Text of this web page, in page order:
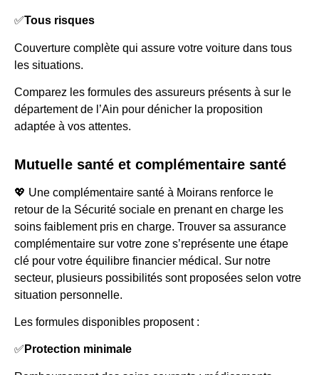
✅Tous risques
Couverture complète qui assure votre voiture dans tous
les situations.
Comparez les formules des assureurs présents à sur le
département de l’Ain pour dénicher la proposition
adaptée à vos attentes.
Mutuelle santé et complémentaire santé
💖 Une complémentaire santé à Moirans renforce le
retour de la Sécurité sociale en prenant en charge les
soins faiblement pris en charge. Trouver sa assurance
complémentaire sur votre zone s’représente une étape
clé pour votre équilibre financier médical. Sur notre
secteur, plusieurs possibilités sont proposées selon votre
situation personnelle.
Les formules disponibles proposent :
✅ Protection minimale